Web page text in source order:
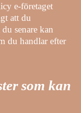
e-företaget
att du
senare kan
du handlar efter
som kan